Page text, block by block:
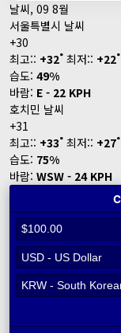
날씨, 09 8월
서울특별시 날씨
+30
최고:: +32° 최저:: +22°
습도: 49%
바람: E - 22 KPH
호치민 날씨
+31
최고:: +33° 최저:: +27°
습도: 75%
바람: WSW - 24 KPH